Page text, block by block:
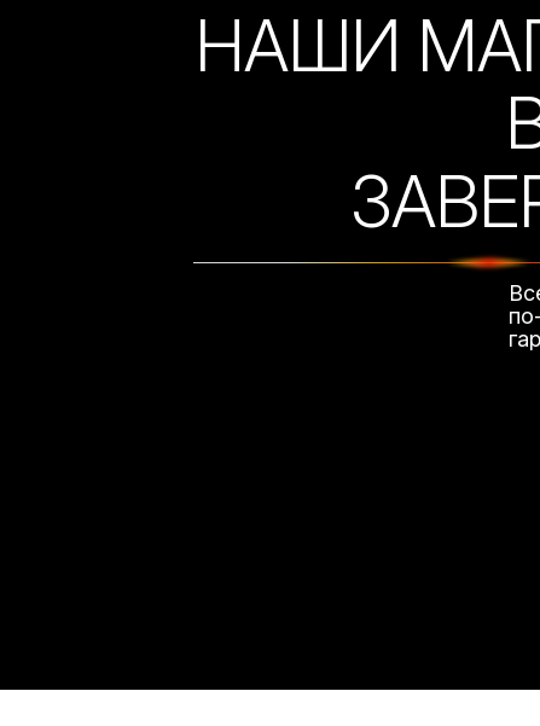
НАШИ